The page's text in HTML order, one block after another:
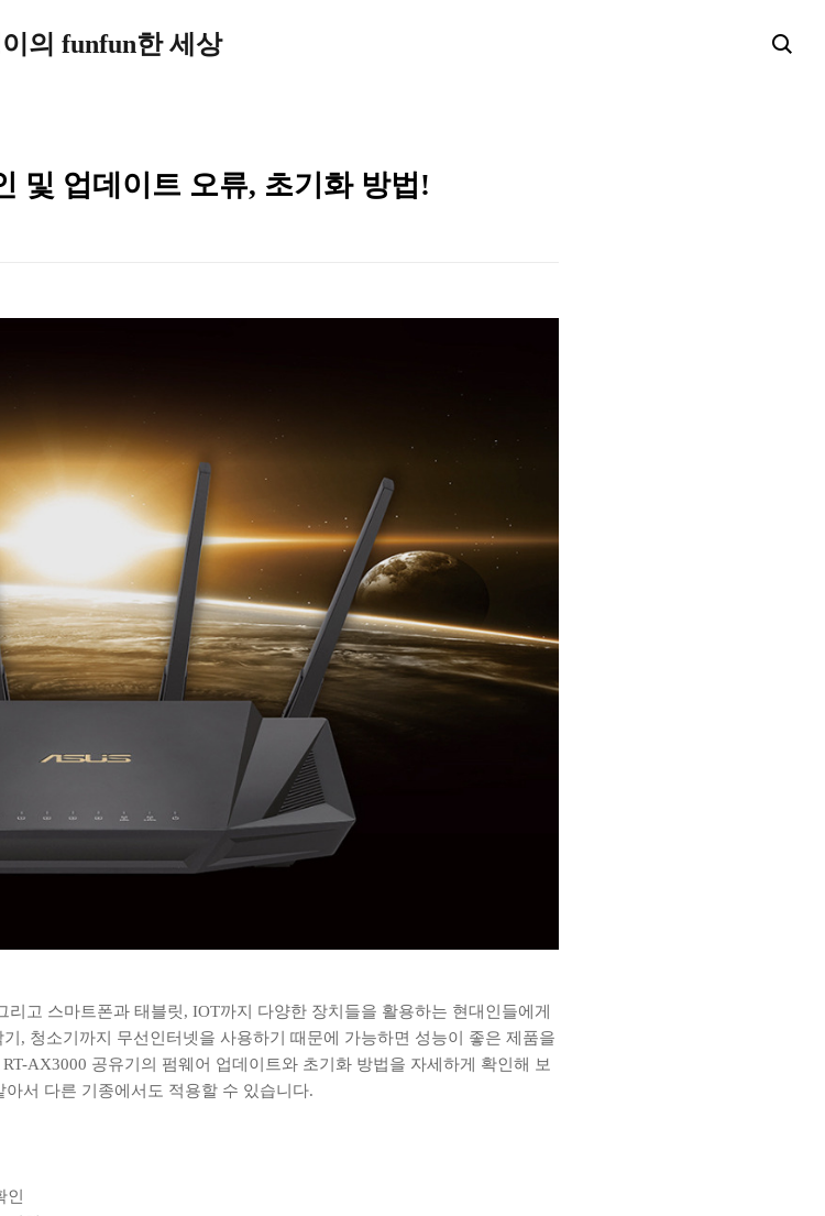
의 funfun한 세상
및 업데이트 오류, 초기화 방법!
고 스마트폰과 태블릿, IOT까지 다양한 장치들을 활용하는 현대인들에게
, 청소기까지 무선인터넷을 사용하기 때문에 가능하면 성능이 좋은 제품을
AX3000 공유기의 펌웨어 업데이트와 초기화 방법을 자세하게 확인해 보
서 다른 기종에서도 적용할 수 있습니다.